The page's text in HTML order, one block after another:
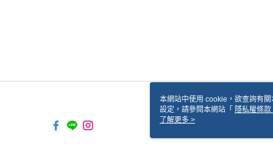
本網站中使用 cookie，欲查詢有
設定，請參閱本網站「 隱私權條款
使用 cookie。
了解更多 >